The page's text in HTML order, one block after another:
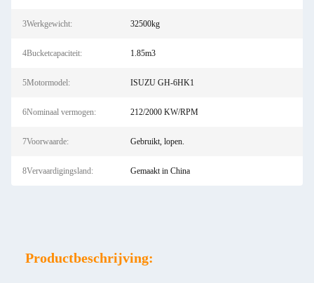
3Werkgewicht: 32500kg
4Bucketcapaciteit: 1.85m3
5Motormodel: ISUZU GH-6HK1
6Nominaal vermogen: 212/2000 KW/RPM
7Voorwaarde: Gebruikt, lopen.
8Vervaardigingsland: Gemaakt in China
Productbeschrijving: